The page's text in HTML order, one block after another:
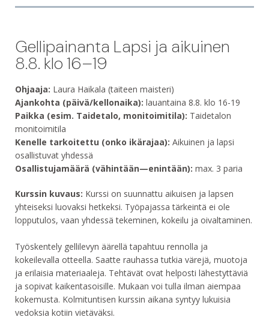
Gellipainanta Lapsi ja aikuinen
8.8. klo 16–19
Ohjaaja: Laura Haikala (taiteen maisteri)
Ajankohta (päivä/kellonaika): lauantaina 8.8. klo 16-19
Paikka (esim. Taidetalo, monitoimitila): Taidetalon
monitoimitila
Kenelle tarkoitettu (onko ikärajaa): Aikuinen ja lapsi
osallistuvat yhdessä
Osallistujamäärä (vähintään—enintään): max. 3 paria
Kurssin kuvaus: Kurssi on suunnattu aikuisen ja lapsen
yhteiseksi luovaksi hetkeksi. Työpajassa tärkeintä ei ole
lopputulos, vaan yhdessä tekeminen, kokeilu ja oivaltaminen.
Työskentely gellilevyn äärellä tapahtuu rennolla ja
kokeilevalla otteella. Saatte rauhassa tutkia värejä, muotoja
ja erilaisia materiaaleja. Tehtävät ovat helposti lähestyttäviä
ja sopivat kaikentasoisille. Mukaan voi tulla ilman aiempaa
kokemusta. Kolmituntisen kurssin aikana syntyy lukuisia
vedoksia kotiin vietäväksi.